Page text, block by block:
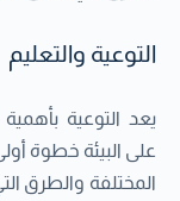
التوعية والتعليم
يعد التوعية بأهمية
على البيئة خطوة
المختلفة والطرق